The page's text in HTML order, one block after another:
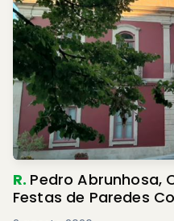
R. Pedro Abrunhosa,
Festas de Paredes